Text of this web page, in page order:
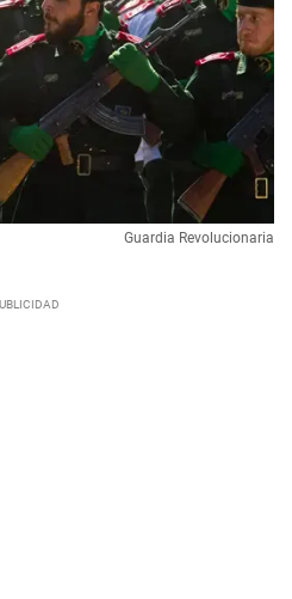
Guardia Revolucionaria